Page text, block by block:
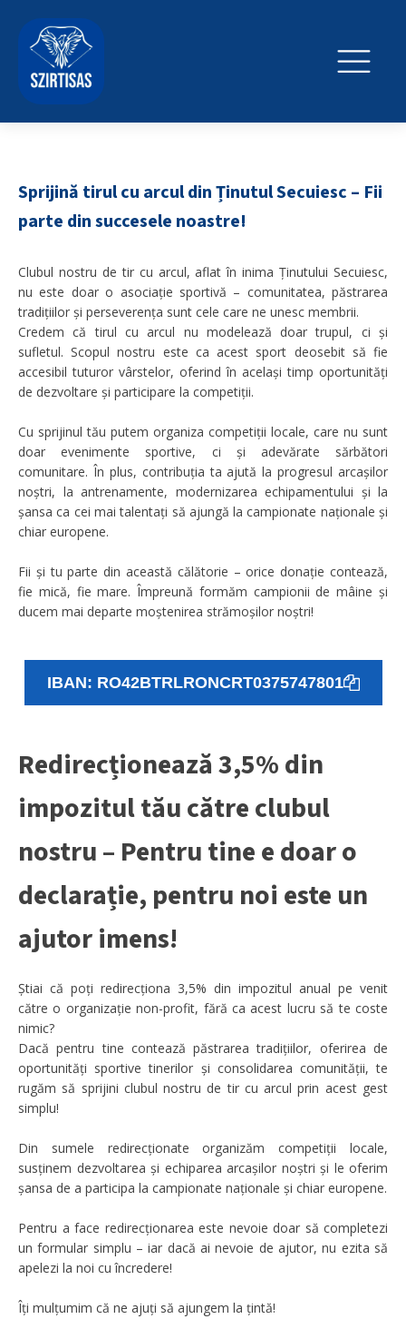
Sprijină tirul cu arcul din Ținutul Secuiesc – Fii
parte din succesele noastre!
Clubul nostru de tir cu arcul, aflat în inima Ținutului Secuiesc,
nu este doar o asociație sportivă – comunitatea, păstrarea
tradițiilor și perseverența sunt cele care ne unesc membrii.
Credem că tirul cu arcul nu modelează doar trupul, ci și
sufletul. Scopul nostru este ca acest sport deosebit să fie
accesibil tuturor vârstelor, oferind în același timp oportunități
de dezvoltare și participare la competiții.
Cu sprijinul tău putem organiza competiții locale, care nu sunt
doar evenimente sportive, ci și adevărate sărbători
comunitare. În plus, contribuția ta ajută la progresul arcașilor
noștri, la antrenamente, modernizarea echipamentului și la
șansa ca cei mai talentați să ajungă la campionate naționale și
chiar europene.
Fii și tu parte din această călătorie – orice donație contează,
fie mică, fie mare. Împreună formăm campionii de mâine și
ducem mai departe moștenirea strămoșilor noștri!
IBAN: RO42BTRLRONCRT0375747801
Redirecționează 3,5% din
impozitul tău către clubul
nostru – Pentru tine e doar o
declarație, pentru noi este un
ajutor imens!
Știai că poți redirecționa 3,5% din impozitul anual pe venit
către o organizație non-profit, fără ca acest lucru să te coste
nimic?
Dacă pentru tine contează păstrarea tradițiilor, oferirea de
oportunități sportive tinerilor și consolidarea comunității, te
rugăm să sprijini clubul nostru de tir cu arcul prin acest gest
simplu!
Din sumele redirecționate organizăm competiții locale,
susținem dezvoltarea și echiparea arcașilor noștri și le oferim
șansa de a participa la campionate naționale și chiar europene.
Pentru a face redirecționarea este nevoie doar să completezi
un formular simplu – iar dacă ai nevoie de ajutor, nu ezita să
apelezi la noi cu încredere!
Îți mulțumim că ne ajuți să ajungem la țintă!